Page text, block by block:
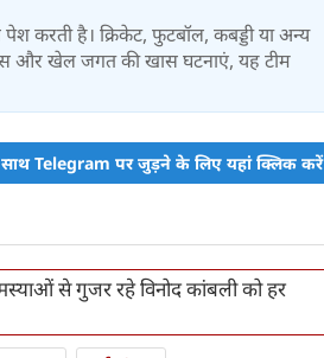
करती है। क्रिकेट, फुटबॉल, कबड्डी या अन्य
और खेल जगत की खास घटनाएं, यह टीम
साथ Telegram पर जुड़ने के लिए यहां क्लिक करें
से गुजर रहे विनोद कांबली को हर